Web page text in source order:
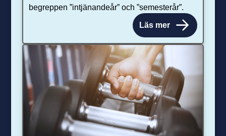
begreppen ”intjänandeår” och ”semesterår”.
Läs mer